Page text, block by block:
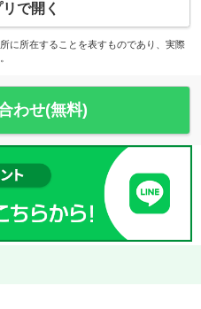
で開く
に所在することを表すものであり、実際
わせ(無料)